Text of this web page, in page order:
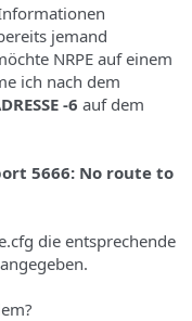
jemand
NRPE auf einem
ich nach dem
-6 auf dem
5666: No route to
die entsprechende